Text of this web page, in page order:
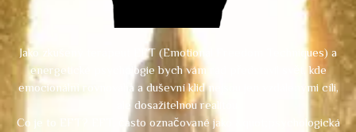
Jako zkušený terapeut EFT (Emotional Freedom Techniques) a
energetické psychologie bych vám rád představil svět, kde
emocionální rovnováha a duševní klid nejsou jen vzdálenými cíli,
ale dosažitelnou realitou.
Co je to EFT? EFT, často označované jako &quot;psychologická